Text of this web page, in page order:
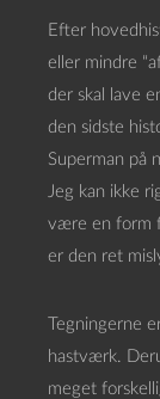
Efter
eller mindre
der skal lave
den sidste
Superman på
Jeg kan ikke
være en form
er den ret
Tegningerne
hastværk.
meget